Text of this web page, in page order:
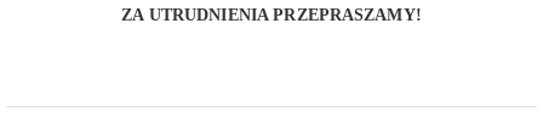
ZA UTRUDNIENIA PRZEPRASZAMY!